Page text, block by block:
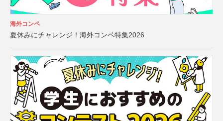
海外コンペ
夏休みにチャレンジ！海外コンペ特集2026